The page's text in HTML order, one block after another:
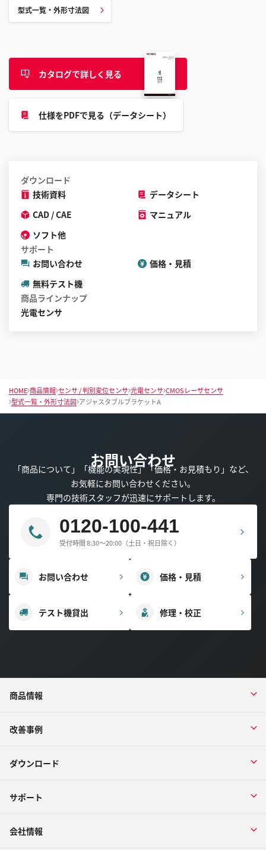
型式一覧・外形寸法図
カタログで詳しく見る
仕様をPDFで見る（データシート）
ダウンロード
技術資料
データシート
CAD / CAE
マニュアル
ソフト他
サポート
お問い合わせ
価格・見積
無料テスト機
商品ラインナップ
光電センサ
HOME 商品情報 センサ / 判別変位センサ 光電センサ CMOSレーザセンサ
型式一覧・外形寸法図 アジャスタブルブラケットA
お問い合わせ
「商品について」「機能の実現性」「価格・お見積もり」など、
お気軽にお問い合わせください。
専門の技術スタッフが迅速にサポートします。
0120-100-441
受付時間 8:30～20:00（土日・祝日除く）
お問い合わせ 価格・見積
テスト機貸出 修理・校正
商品情報
改善事例
ダウンロード
サポート
会社情報